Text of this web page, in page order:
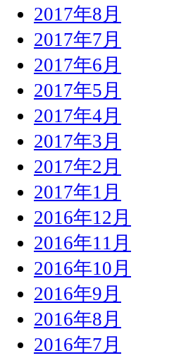
2017年8月
2017年7月
2017年6月
2017年5月
2017年4月
2017年3月
2017年2月
2017年1月
2016年12月
2016年11月
2016年10月
2016年9月
2016年8月
2016年7月